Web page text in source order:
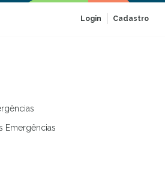
Login Cadastro
Emergências